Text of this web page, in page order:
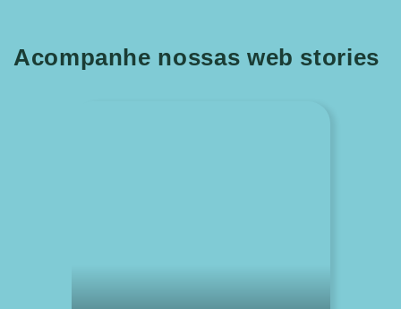
Acompanhe nossas web stories